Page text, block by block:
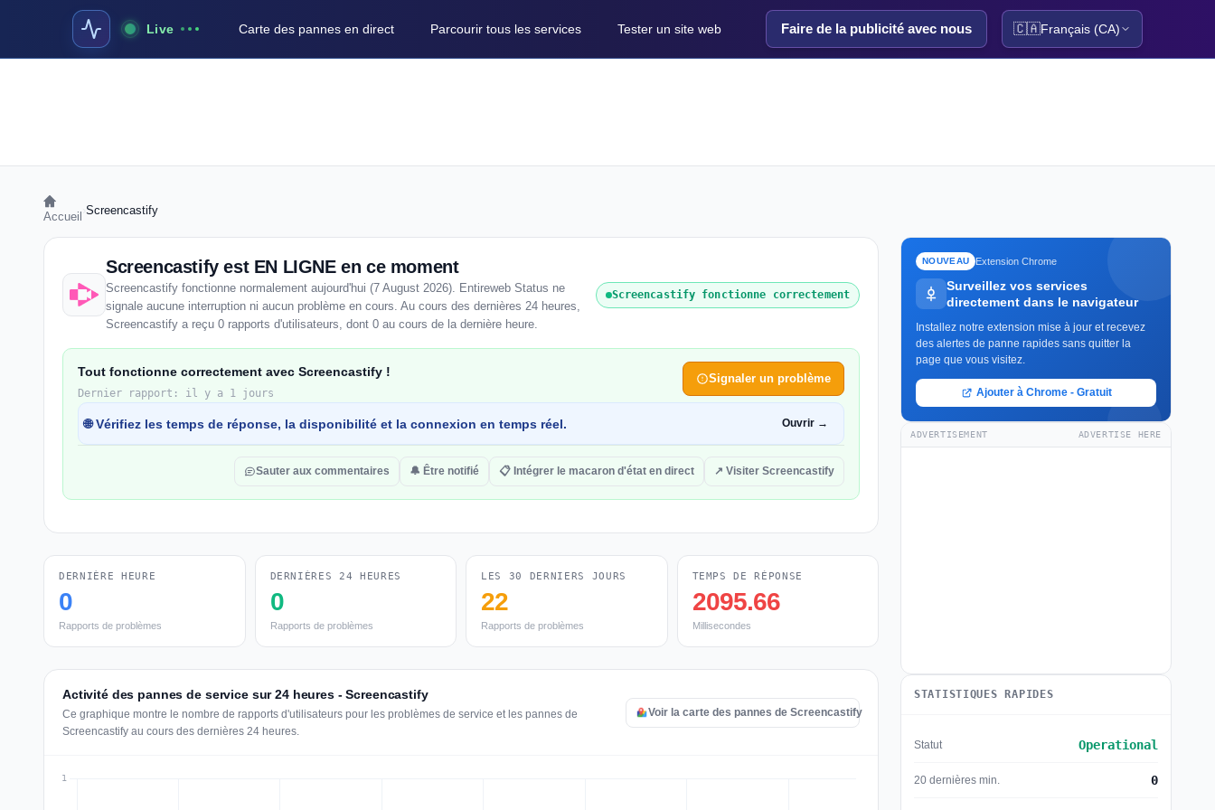
Live Carte des pannes en direct Parcourir tous les services Tester un site web Faire de la publicité avec nous 🇨🇦Français (CA)
Accueil Screencastify
Screencastify est EN LIGNE en ce moment
Screencastify fonctionne normalement aujourd'hui (7 August 2026). Entireweb Status ne
signale aucune interruption ni aucun problème en cours. Au cours des dernières 24 heures,
Screencastify a reçu 0 rapports d'utilisateurs, dont 0 au cours de la dernière heure.
Screencastify fonctionne correctement
Tout fonctionne correctement avec Screencastify !
Dernier rapport: il y a 1 jours
Signaler un problème
🌐 Vérifiez les temps de réponse, la disponibilité et la connexion en temps réel. Ouvrir →
Sauter aux commentaires 🔔 Être notifié 📋 Intégrer le macaron d'état en direct ↗ Visiter Screencastify
DERNIÈRE HEURE
0
Rapports de problèmes
DERNIÈRES 24 HEURES
0
Rapports de problèmes
LES 30 DERNIERS JOURS
22
Rapports de problèmes
TEMPS DE RÉPONSE
2095.66
Millisecondes
Activité des pannes de service sur 24 heures - Screencastify
Ce graphique montre le nombre de rapports d'utilisateurs pour les problèmes de service et les pannes de
Screencastify au cours des dernières 24 heures.
Voir la carte des pannes de Screencastify
NOUVEAU Extension Chrome
Surveillez vos services
directement dans le navigateur
Installez notre extension mise à jour et recevez
des alertes de panne rapides sans quitter la
page que vous visitez.
Ajouter à Chrome - Gratuit
ADVERTISEMENT ADVERTISE HERE
STATISTIQUES RAPIDES
Statut Operational
20 dernières min. 0